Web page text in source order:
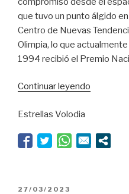
que tuvo un punto álgido
Centro de Nuevas
Olimpia, lo que
1994 recibió el Premio
Continuar leyendo
referente
Estrellas Volodia
PUBLICADO
27/03/2023